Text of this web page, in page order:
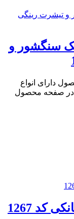
سنگشور و
دارای انواع
در صفحه محصول
1267